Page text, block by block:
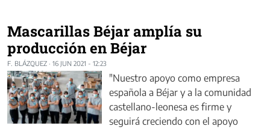
Mascarillas Béjar amplía su
producción en Béjar
F. BLÁZQUEZ · 16 JUN 2021 - 12:23
"Nuestro apoyo como empresa
española a Béjar y a la comunidad
castellano-leonesa es firme y
seguirá creciendo con el apoyo